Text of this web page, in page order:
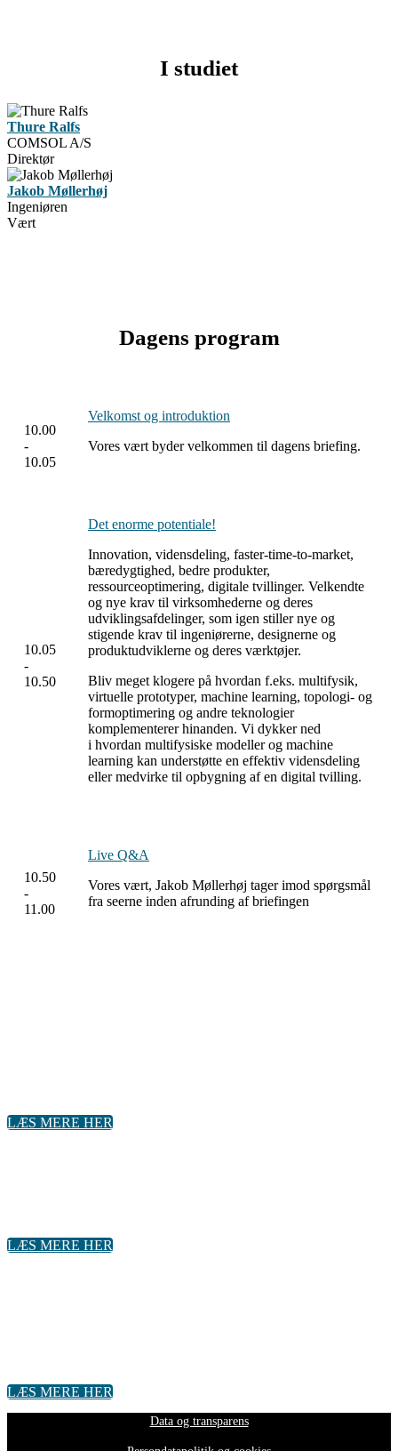
I studiet
Thure Ralfs
COMSOL A/S
Direktør
Jakob Møllerhøj
Ingeniøren
Vært
Dagens program
10.00
-
10.05
Velkomst og introduktion
Vores vært byder velkommen til dagens briefing.
10.05
-
10.50
Det enorme potentiale!
Innovation, vidensdeling, faster-time-to-market,
bæredygtighed, bedre produkter,
ressourceoptimering, digitale tvillinger. Velkendte
og nye krav til virksomhederne og deres
udviklingsafdelinger, som igen stiller nye og
stigende krav til ingeniørerne, designerne og
produktudviklerne og deres værktøjer.
Bliv meget klogere på hvordan f.eks. multifysik,
virtuelle prototyper, machine learning, topologi- og
formoptimering og andre teknologier
komplementerer hinanden. Vi dykker ned
i hvordan multifysiske modeller og machine
learning kan understøtte en effektiv vidensdeling
eller medvirke til opbygning af en digital tvilling.
10.50
-
11.00
Live Q&A
Vores vært, Jakob Møllerhøj tager imod spørgsmål
fra seerne inden afrunding af briefingen
LÆS MERE HER
LÆS MERE HER
LÆS MERE HER
Data og transparens